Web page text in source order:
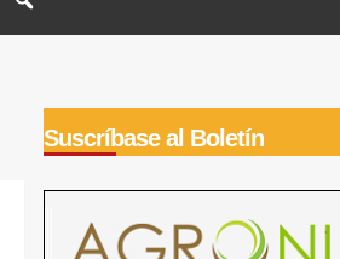
Suscríbase al Boletín